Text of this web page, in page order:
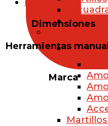
Dimensiones
Herramientas
Marca